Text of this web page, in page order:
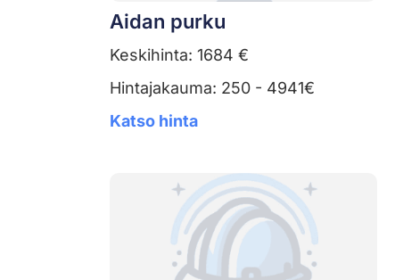
Aidan purku
Keskihinta: 1684 €
Hintajakauma: 250 - 4941€
Katso hinta